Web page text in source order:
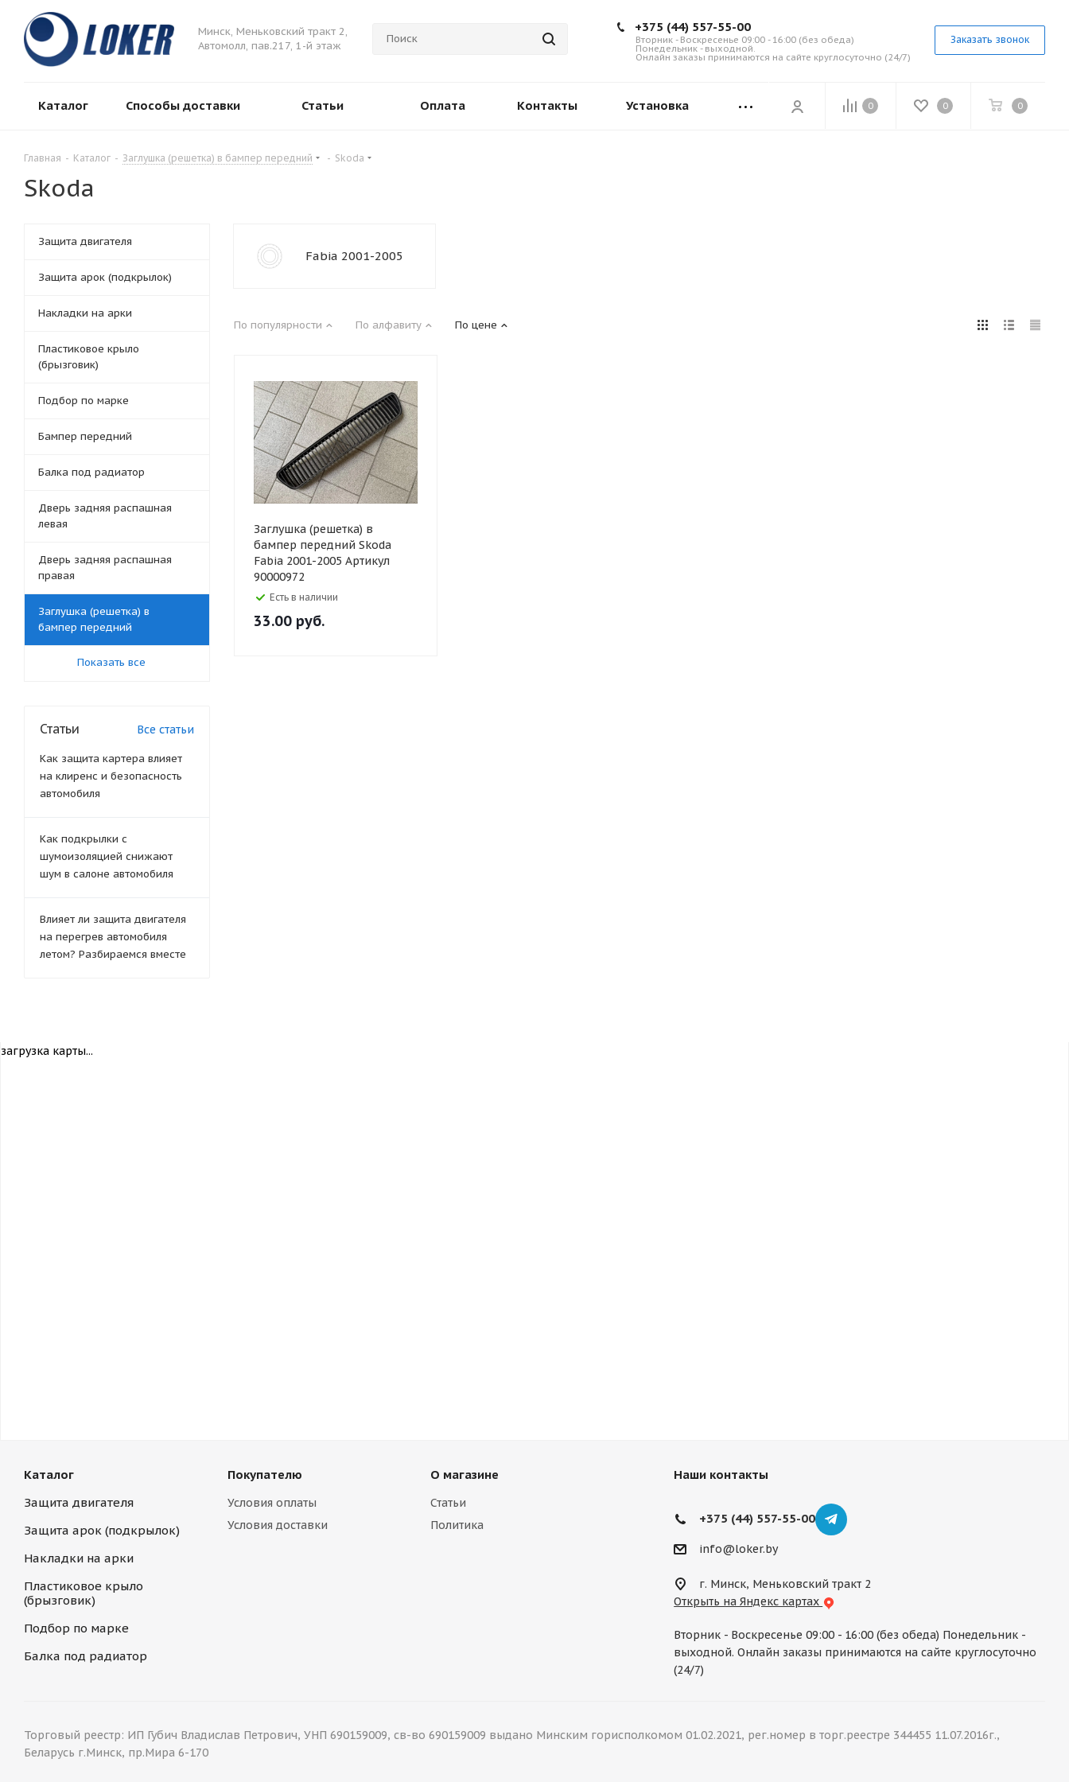
Минск, Меньковский тракт 2,
Автомолл, пав.217, 1-й этаж
+375 (44) 557-55-00
Вторник - Воскресенье 09:00 - 16:00 (без обеда)
Понедельник - выходной.
Онлайн заказы принимаются на сайте круглосуточно (24/7)
Заказать звонок
0 0 0
Каталог Способы доставки Статьи Оплата Контакты Установка
Главная - Каталог - Заглушка (решетка) в бампер передний - Skoda
Skoda
Fabia 2001-2005
По популярности По алфавиту По цене
Заглушка (решетка) в
бампер передний Skoda
Fabia 2001-2005 Артикул
90000972
Есть в наличии
33.00 руб.
Защита двигателя
Защита арок (подкрылок)
Накладки на арки
Пластиковое крыло
(брызговик)
Подбор по марке
Бампер передний
Балка под радиатор
Дверь задняя распашная
левая
Дверь задняя распашная
правая
Заглушка (решетка) в
бампер передний
Показать все
Статьи Все статьи
Как защита картера влияет
на клиренс и безопасность
автомобиля
Как подкрылки с
шумоизоляцией снижают
шум в салоне автомобиля
Влияет ли защита двигателя
на перегрев автомобиля
летом? Разбираемся вместе
загрузка карты...
Каталог
Защита двигателя
Защита арок (подкрылок)
Накладки на арки
Пластиковое крыло
(брызговик)
Подбор по марке
Балка под радиатор
Покупателю
Условия оплаты
Условия доставки
О магазине
Статьи
Политика
Наши контакты
+375 (44) 557-55-00
info@loker.by
г. Минск, Меньковский тракт 2
Открыть на Яндекс картах
Вторник - Воскресенье 09:00 - 16:00 (без обеда) Понедельник -
выходной. Онлайн заказы принимаются на сайте круглосуточно
(24/7)
Торговый реестр: ИП Губич Владислав Петрович, УНП 690159009, св-во 690159009 выдано Минским горисполкомом 01.02.2021, рег.номер в торг.реестре 344455 11.07.2016г.,
Беларусь г.Минск, пр.Мира 6-170